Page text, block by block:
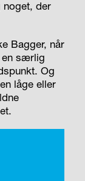
der
Bagger, når
en særlig
Og
låge eller